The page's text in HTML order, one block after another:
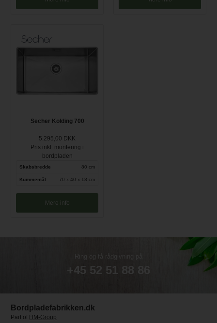
Secher Kolding 700
5.295,00 DKK
Pris inkl. montering i
bordpladen
Skabsbredde 80 cm
Kummemål 70 x 40 x 18 cm
Mere info
Ring og få rådgivning på
+45 52 51 88 86
Bordpladefabrikken.dk
Part of HM-Group